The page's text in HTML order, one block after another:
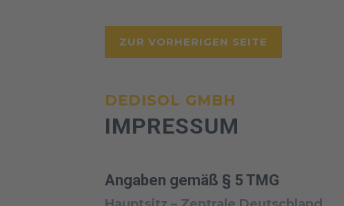
ZUR VORHERIGEN SEITE
DEDISOL GMBH
IMPRESSUM
Angaben gemäß § 5 TMG